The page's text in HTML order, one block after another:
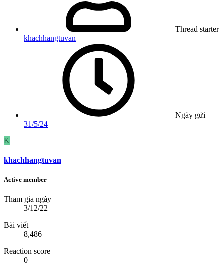
Thread starter
khachhangtuvan
Ngày gửi
31/5/24
K
khachhangtuvan
Active member
Tham gia ngày
3/12/22
Bài viết
8,486
Reaction score
0